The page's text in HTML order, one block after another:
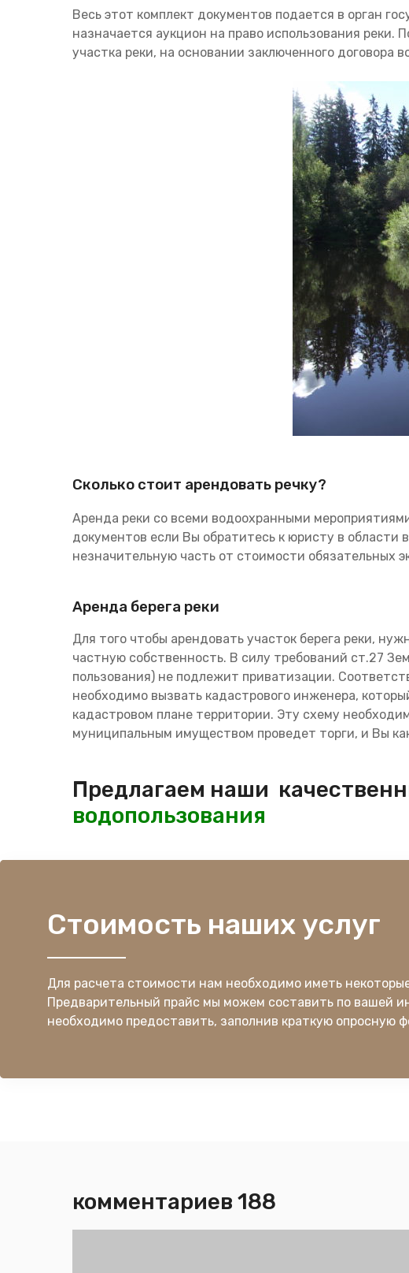
Весь этот комплект документов подается в орган
назначается аукцион на право использования
участка реки, на основании заключенного договора
Сколько стоит арендовать речку?
Аренда реки со всеми водоохранными
документов если Вы обратитесь к юристу в области
незначительную часть от стоимости обязательных
Аренда берега реки
Для того чтобы арендовать участок берега реки,
частную собственность. В силу требований ст.27
пользования) не подлежит приватизации.
необходимо вызвать кадастрового инженера,
кадастровом плане территории. Эту схему
муниципальным имуществом проведет торги, и Вы
Предлагаем наши
водопользования
Стоимость наших услуг
Для расчета стоимости нам необходимо иметь
Предварительный прайс мы можем составить по вашей
необходимо предоставить, заполнив краткую опросную
комментариев 188